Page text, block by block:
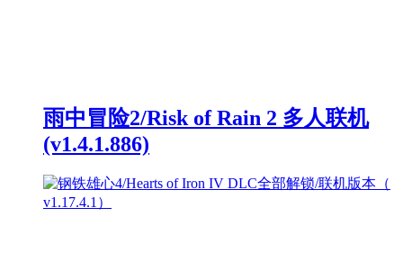
雨中冒险2/Risk of Rain 2 多人联机
(v1.4.1.886)